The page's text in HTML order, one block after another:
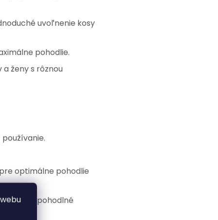
uvoľnenie kosy
pohodlie.
ženy s rôznou
optimálne pohodlie
a pohodlné